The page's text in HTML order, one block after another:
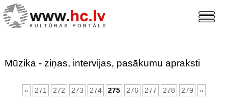
Mūzika - ziņas, intervijas, pasākumu apraksti
« 271 272 273 274 275 276 277 278 279 »